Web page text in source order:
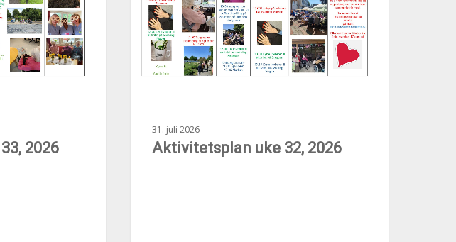
2026
31. juli 2026
Aktivitetsplan uke 32, 2026